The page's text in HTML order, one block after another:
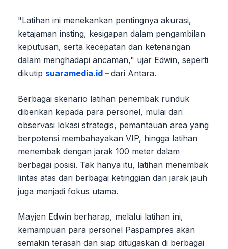
"Latihan ini menekankan pentingnya akurasi,
ketajaman insting, kesigapan dalam pengambilan
keputusan, serta kecepatan dan ketenangan
dalam menghadapi ancaman," ujar Edwin, seperti
dikutip suaramedia.id – dari Antara.
Berbagai skenario latihan penembak runduk
diberikan kepada para personel, mulai dari
observasi lokasi strategis, pemantauan area yang
berpotensi membahayakan VIP, hingga latihan
menembak dengan jarak 100 meter dalam
berbagai posisi. Tak hanya itu, latihan menembak
lintas atas dari berbagai ketinggian dan jarak jauh
juga menjadi fokus utama.
Mayjen Edwin berharap, melalui latihan ini,
kemampuan para personel Paspampres akan
semakin terasah dan siap ditugaskan di berbagai